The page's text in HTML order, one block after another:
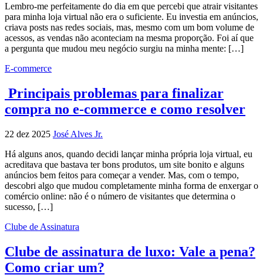
Lembro-me perfeitamente do dia em que percebi que atrair visitantes
para minha loja virtual não era o suficiente. Eu investia em anúncios,
criava posts nas redes sociais, mas, mesmo com um bom volume de
acessos, as vendas não aconteciam na mesma proporção. Foi aí que
a pergunta que mudou meu negócio surgiu na minha mente: […]
E-commerce
Principais problemas para finalizar
compra no e-commerce e como resolver
22 dez 2025 José Alves Jr.
Há alguns anos, quando decidi lançar minha própria loja virtual, eu
acreditava que bastava ter bons produtos, um site bonito e alguns
anúncios bem feitos para começar a vender. Mas, com o tempo,
descobri algo que mudou completamente minha forma de enxergar o
comércio online: não é o número de visitantes que determina o
sucesso, […]
Clube de Assinatura
Clube de assinatura de luxo: Vale a pena?
Como criar um?